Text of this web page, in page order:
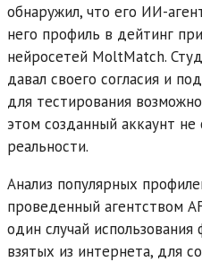
обнаружил, что его ИИ-
него профиль в дейтинг
нейросетей MoltMatch.
давал своего согласия и
для тестирования
этом созданный аккаунт
реальности.
Анализ популярных
проведенный агентством
один случай
взятых из интернета, для